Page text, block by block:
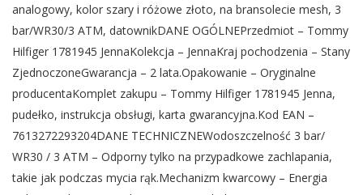
analogowy, kolor szary i różowe złoto, na bransolecie mesh, 3
bar/WR30/3 ATM, datownikDANE OGÓLNEPrzedmiot – Tommy
Hilfiger 1781945 JennaKolekcja – JennaKraj pochodzenia – Stany
ZjednoczoneGwarancja – 2 lata.Opakowanie – Oryginalne
producentaKomplet zakupu – Tommy Hilfiger 1781945 Jenna,
pudełko, instrukcja obsługi, karta gwarancyjna.Kod EAN –
7613272293204DANE TECHNICZNEWodoszczelność 3 bar/
WR30 / 3 ATM – Odporny tylko na przypadkowe zachlapania,
takie jak podczas mycia rąk.Mechanizm kwarcowy – Energia